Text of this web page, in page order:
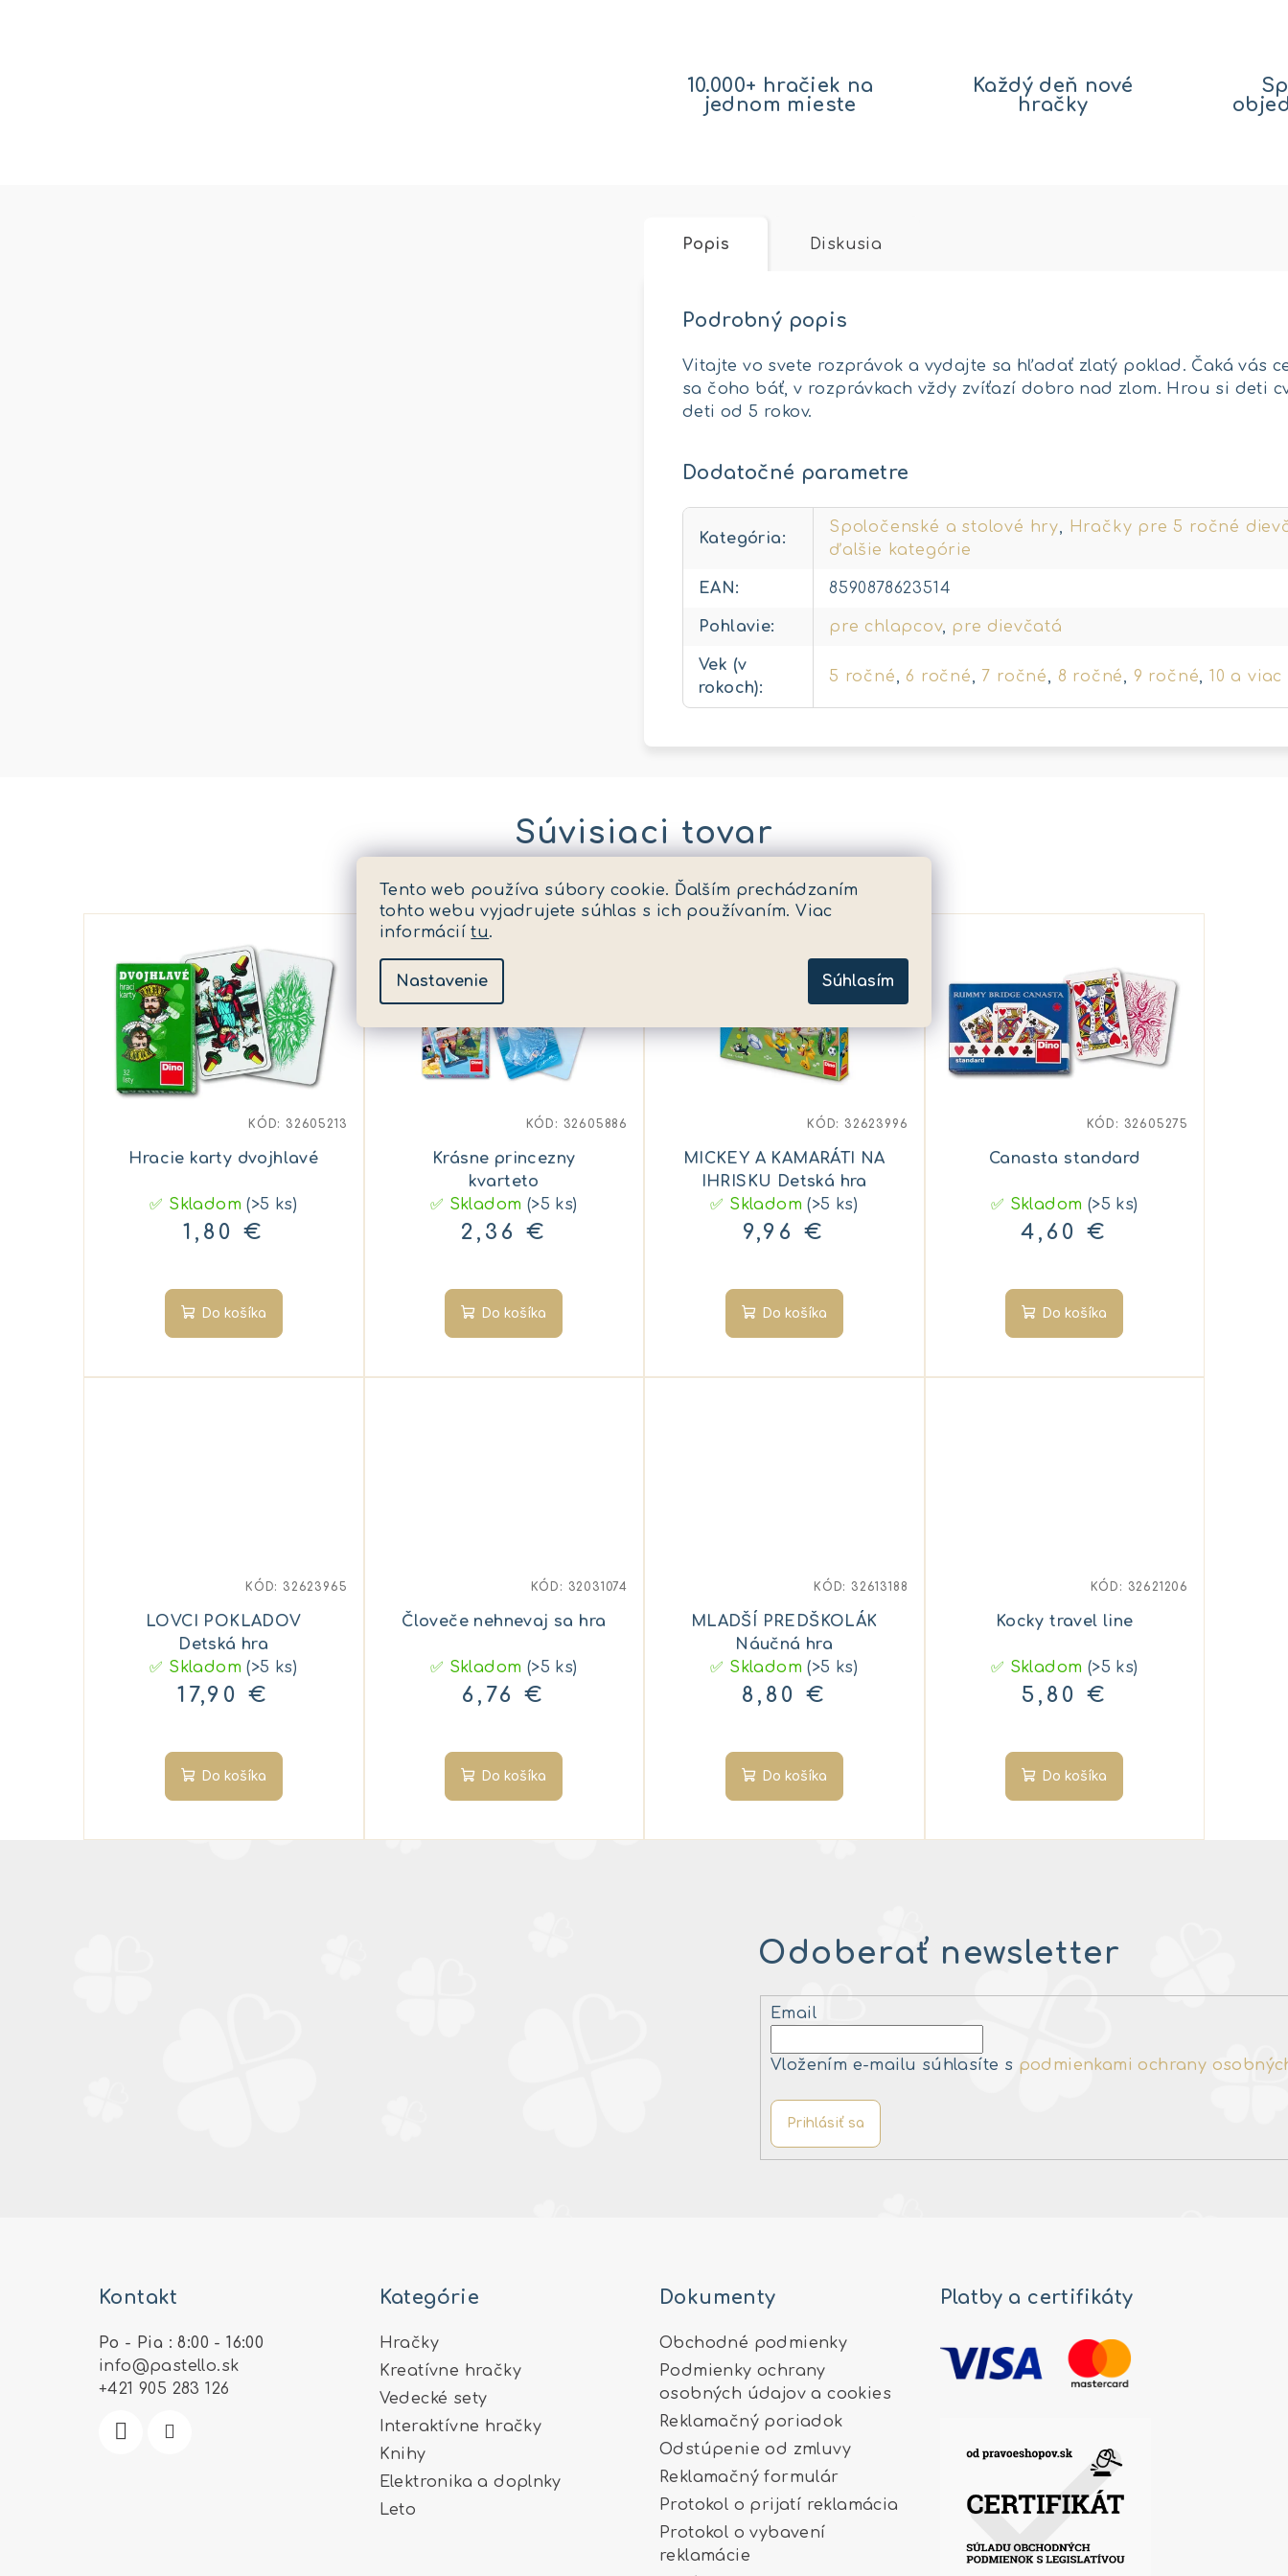
Tento web používa súbory cookie. Ďalším prechádzaním
tohto webu vyjadrujete súhlas s ich používaním. Viac
informáciítu.
Nastavenie Súhlasím
10.000+ hračiek na
jednom mieste
Každý deň nové
hračky
Popis Diskusia
Podrobný popis
Vitajte vo svete rozprávok a vydajte sa hľadať zlatý poklad. Čaká vás
sa čoho báť, v rozprávkach vždy zvíťazí dobro nad zlom. Hrou si deti
deti od 5 rokov.
Dodatočné parametre
Kategória:
Spoločenské a stolové hry,
Hračky pre 5 ročné
ďalšie kategórie
EAN: 8590878623514
Pohlavie: pre chlapcov, pre dievčatá
Vek (v
rokoch):
5 ročné, 6 ročné, 7 ročné, 8 ročné, 9 ročné, 10 a
Súvisiaci tovar
Hracie karty dvojhlavé
✅ Skladom(>5 ks)
1,80 €
Do košíka
KÓD: 32605213
Krásne princezny
kvarteto
✅ Skladom (>5 ks)
2,36 €
Do košíka
KÓD: 32605886
MICKEY A KAMARÁTI NA
IHRISKU Detská hra
✅ Skladom(>5 ks)
9,96 €
Do košíka
KÓD: 32623996
Canasta standard
✅ Skladom (>5 ks)
4,60 €
Do košíka
KÓD: 32605275
LOVCI POKLADOV
Detská hra
✅ Skladom(>5 ks)
17,90 €
Do košíka
KÓD: 32623965
Človeče nehnevaj sa hra
✅ Skladom (>5 ks)
6,76 €
Do košíka
KÓD: 32031074
MLADŠÍ PREDŠKOLÁK
Náučná hra
✅ Skladom(>5 ks)
8,80 €
Do košíka
KÓD: 32613188
Kocky travel line
✅ Skladom (>5 ks)
5,80 €
Do košíka
KÓD: 32621206
Odoberať newsletter
Email
Vložením e-mailu súhlasíte s podmienkami ochrany
Prihlásiť sa
Kontakt
Po - Pia : 8:00 - 16:00
info@pastello.sk
+421 905 283 126
Kategórie
Hračky
Kreatívne hračky
Vedecké sety
Interaktívne hračky
Knihy
Elektronika a doplnky
Leto
Dokumenty
Obchodné podmienky
Podmienky ochrany
osobných údajov a cookies
Reklamačný poriadok
Odstúpenie od zmluvy
Reklamačný formulár
Protokol o prijatí reklamácia
Protokol o vybavení
reklamácie
Platby a certifikáty